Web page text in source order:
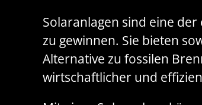
Solaranlagen sind eine
zu gewinnen. Sie bieten
Alternative zu fossilen
wirtschaftlicher und